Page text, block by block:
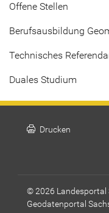
Offene Stellen
Berufsausbildung
Technisches
Duales Studium
print Drucken
© 2026
Geodatenportal